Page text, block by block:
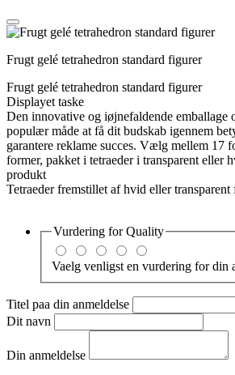
Frugt gelé tetrahedron standard figurer
Frugt gelé tetrahedron standard figurer
Displayet taske
Den innovative og iøjnefaldende emballage
populær måde at få dit budskab igennem
garantere reklame succes. Vælg mellem 17
former, pakket i tetraeder i transparent eller
produkt
Tetraeder fremstillet af hvid eller transparent
Vurdering forQuality
Vaelg venligst en vurdering for din
Titel paa din anmeldelse
Dit navn
Din anmeldelse